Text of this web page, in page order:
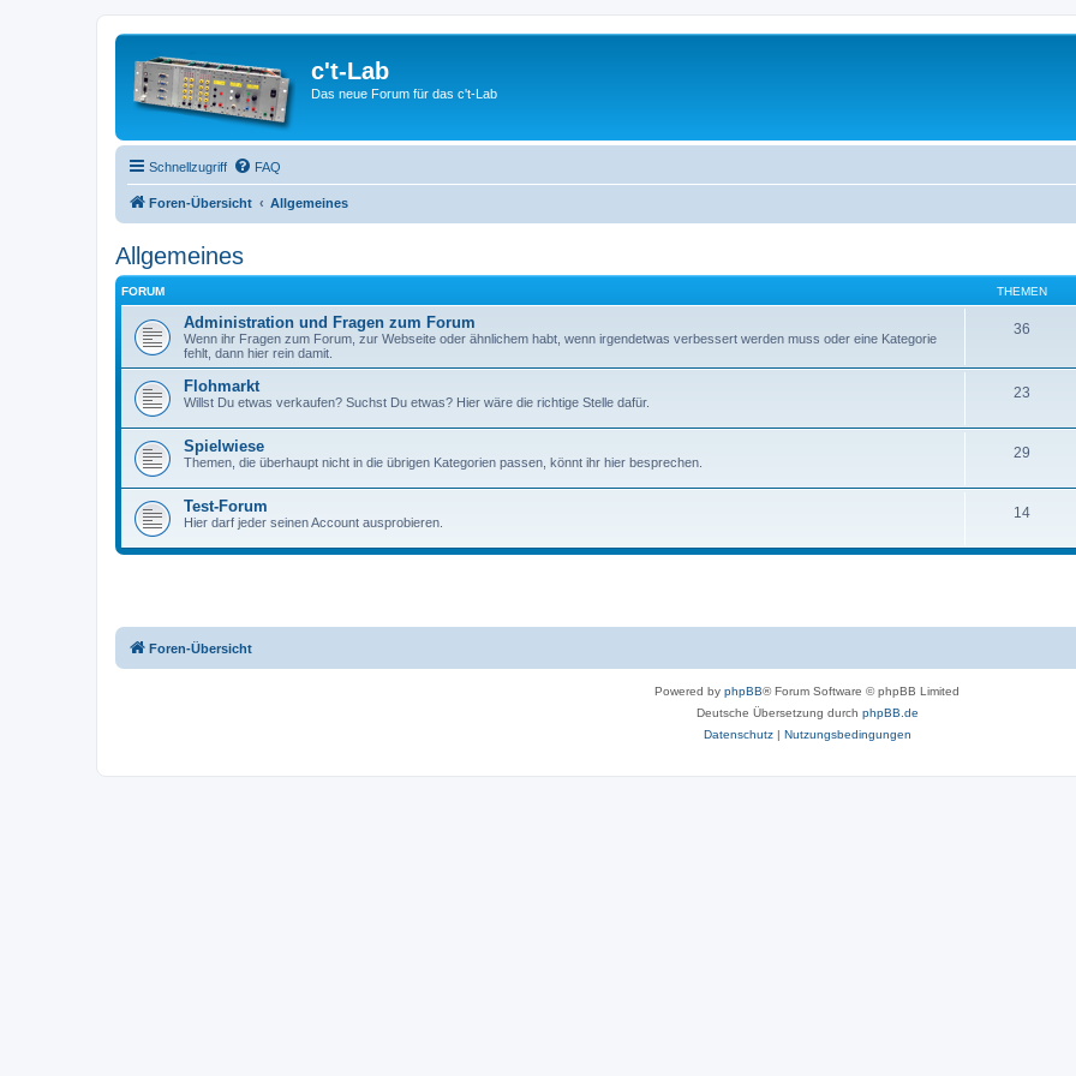
c't-Lab
Das neue Forum für das c't-Lab
Schnellzugriff FAQ
Foren-Übersicht Allgemeines
Allgemeines
FORUM THEMEN
Administration und Fragen zum Forum
Wenn ihr Fragen zum Forum, zur Webseite oder ähnlichem habt, wenn irgendetwas verbessert werden muss oder eine Kategorie
fehlt, dann hier rein damit.
36
Flohmarkt
Willst Du etwas verkaufen? Suchst Du etwas? Hier wäre die richtige Stelle dafür.
23
Spielwiese
Themen, die überhaupt nicht in die übrigen Kategorien passen, könnt ihr hier besprechen.
29
Test-Forum
Hier darf jeder seinen Account ausprobieren.
14
Foren-Übersicht
Powered by phpBB® Forum Software © phpBB Limited
Deutsche Übersetzung durch phpBB.de
Datenschutz| Nutzungsbedingungen